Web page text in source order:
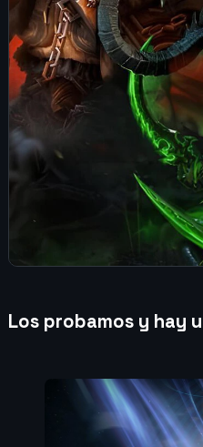
Los probamos y hay